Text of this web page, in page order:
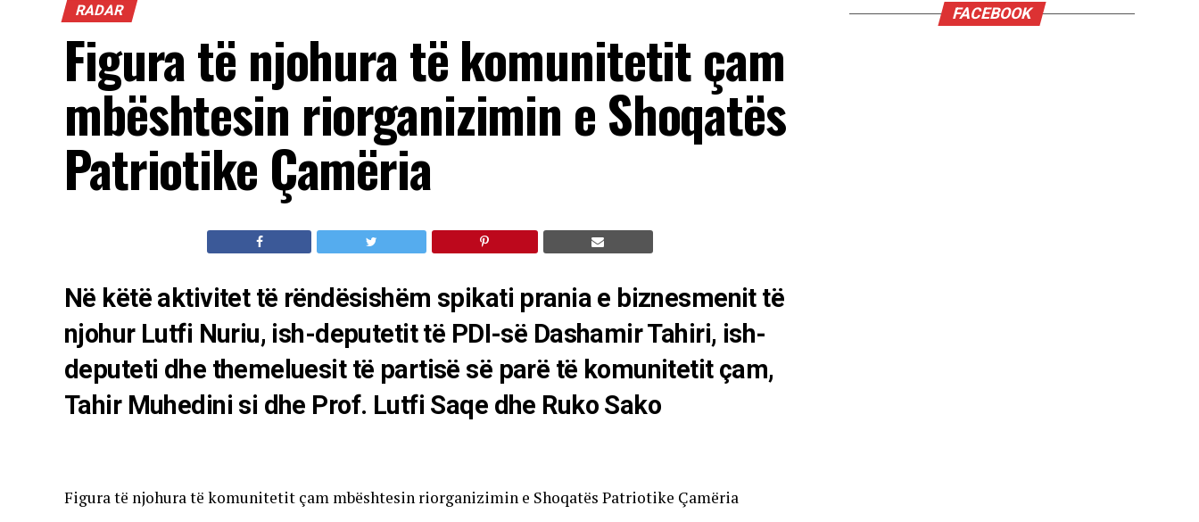
RADAR
Figura të njohura të komunitetit çam
mbështesin riorganizimin e Shoqatës
Patriotike Çamëria
Në këtë aktivitet të rëndësishëm spikati prania e biznesmenit të
njohur Lutfi Nuriu, ish-deputetit të PDI-së Dashamir Tahiri, ish-
deputeti dhe themeluesit të partisë së parë të komunitetit çam,
Tahir Muhedini si dhe Prof. Lutfi Saqe dhe Ruko Sako
Figura të njohura të komunitetit çam mbështesin riorganizimin e Shoqatës Patriotike Çamëria
FACEBOOK